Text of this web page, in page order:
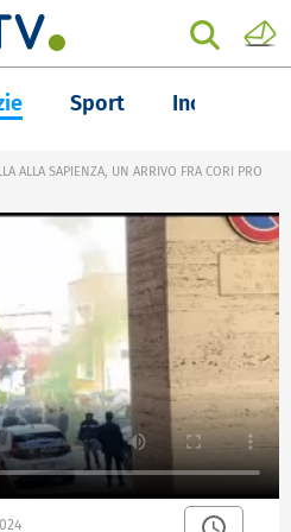
Sport Inchieste
ALLA SAPIENZA, UN ARRIVO FRA CORI PRO